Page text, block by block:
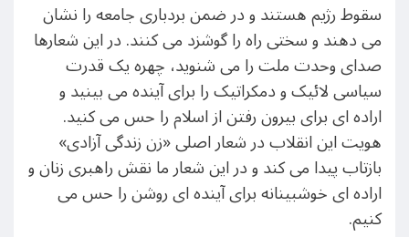
سقوط رژیم هستند و در ضمن بردباری جامعه را نشان
می دهند و سختی راه را گوشزد می کنند. در این شعارها
صدای وحدت ملت را می شنوید، چهره یک قدرت
سیاسی لائیک و دمکراتیک را برای آینده می بینید و
اراده ای برای بیرون رفتن از اسلام را حس می کنید.
هویت این انقلاب در شعار اصلی «زن زندگی آزادی»
بازتاب پیدا می کند و در این شعار ما نقش راهبری زنان و
اراده ای خوشبینانه برای آینده ای روشن را حس می
کنیم.